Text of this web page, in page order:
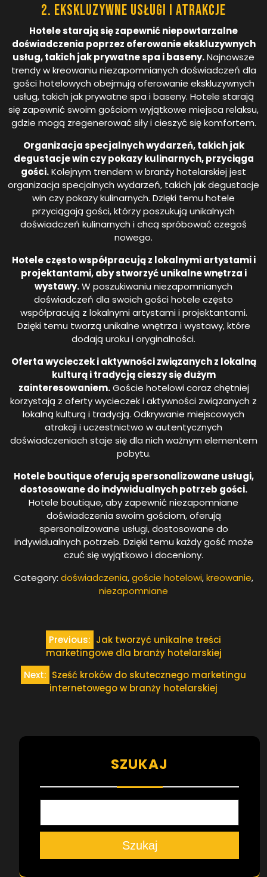
2. Ekskluzywne usługi i atrakcje
Hotele starają się zapewnić niepowtarzalne
doświadczenia poprzez oferowanie ekskluzywnych
usług, takich jak prywatne spa i baseny.Najnowsze
trendy w kreowaniu niezapomnianych doświadczeń dla
gości hotelowych obejmują oferowanie ekskluzywnych
usług, takich jak prywatne spa i baseny. Hotele starają
się zapewnić swoim gościom wyjątkowe miejsca relaksu,
gdzie mogą zregenerować siły i cieszyć się komfortem.
Organizacja specjalnych wydarzeń, takich jak
degustacje win czy pokazy kulinarnych, przyciąga
gości.Kolejnym trendem w branży hotelarskiej jest
organizacja specjalnych wydarzeń, takich jak degustacje
win czy pokazy kulinarnych. Dzięki temu hotele
przyciągają gości, którzy poszukują unikalnych
doświadczeń kulinarnych i chcą spróbować czegoś
nowego.
Hotele często współpracują z lokalnymi artystami i
projektantami, aby stworzyć unikalne wnętrza i
wystawy.W poszukiwaniu niezapomnianych
doświadczeń dla swoich gości hotele często
współpracują z lokalnymi artystami i projektantami.
Dzięki temu tworzą unikalne wnętrza i wystawy, które
dodają uroku i oryginalności.
Oferta wycieczek i aktywności związanych z lokalną
kulturą i tradycją cieszy się dużym
zainteresowaniem.Goście hotelowi coraz chętniej
korzystają z oferty wycieczek i aktywności związanych z
lokalną kulturą i tradycją. Odkrywanie miejscowych
atrakcji i uczestnictwo w autentycznych
doświadczeniach staje się dla nich ważnym elementem
pobytu.
Hotele boutique oferują spersonalizowane usługi,
dostosowane do indywidualnych potrzeb gości.
Hotele boutique, aby zapewnić niezapomniane
doświadczenia swoim gościom, oferują
spersonalizowane usługi, dostosowane do
indywidualnych potrzeb. Dzięki temu każdy gość może
czuć się wyjątkowo i doceniony.
Category: doświadczenia,goście hotelowi,kreowanie,
niezapomniane
NawigacjaPrevious: Jak tworzyć unikalne treści
marketingowe dla branży hotelarskiej
Next: Sześć kroków do skutecznego marketingu
internetowego w branży hotelarskiej
SZUKAJ
Szukaj